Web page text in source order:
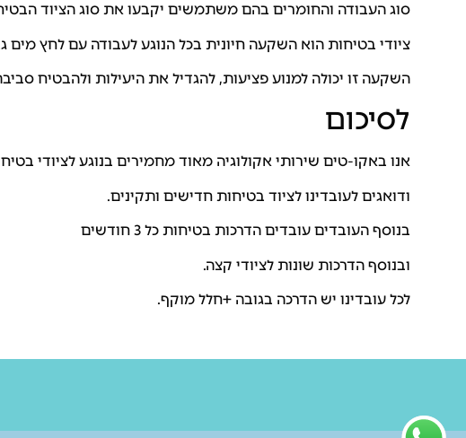
סוג העבודה והחומרים בהם משתמשים יקבעו את סוג הציוד
ציודי בטיחות הוא השקעה חיונית בכל הנוגע לעבודה עם לחץ מים
השקעה זו יכולה למנוע פציעות, להגדיל את היעילות ולהבטיח
לסיכום
אנו באקו-טים שירותי אקולוגיה מאוד מחמירים בנוגע לציודי
ודואגים לעובדינו לציוד בטיחות חדישים ותקינים.
בנוסף העובדים עובדים הדרכות בטיחות כל 3 חודשים
ובנוסף הדרכות שונות לציודי קצה.
לכל עובדינו יש הדרכה בגובה +חלל מוקף.